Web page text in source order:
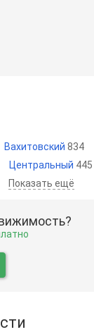
Вахитовский 834
Центральный 445
Показать ещё